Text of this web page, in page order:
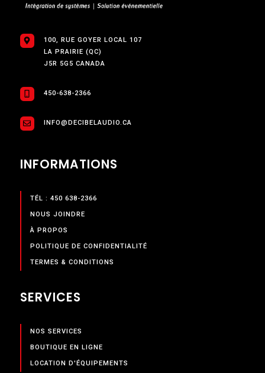
100, RUE GOYER LOCAL 107
LA PRAIRIE (QC)
J5R 5G5 CANADA
450-638-2366
INFO@DECIBELAUDIO.CA
INFORMATIONS
TÉL : 450 638-2366
NOUS JOINDRE
À PROPOS
POLITIQUE DE CONFIDENTIALITÉ
TERMES & CONDITIONS
SERVICES
NOS SERVICES
BOUTIQUE EN LIGNE
LOCATION D'ÉQUIPEMENTS